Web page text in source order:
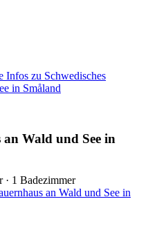
Infos zu Schwedisches
in Småland
an Wald und See in
· 1 Badezimmer
an Wald und See in